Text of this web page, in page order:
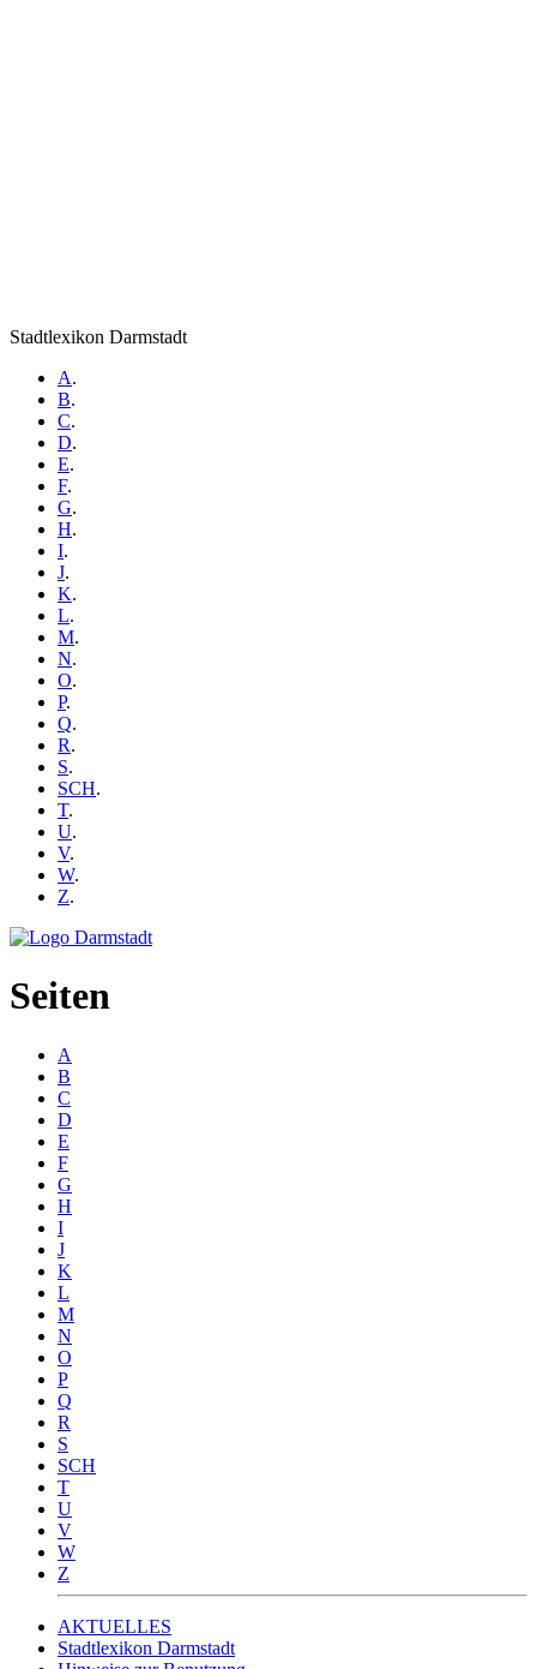
Stadtlexikon Darmstadt
A.
B.
C.
D.
E.
F.
G.
H.
I.
J.
K.
L.
M.
N.
O.
P.
Q.
R.
S.
SCH.
T.
U.
V.
W.
Z.
Seiten
A
B
C
D
E
F
G
H
I
J
K
L
M
N
O
P
Q
R
S
SCH
T
U
V
W
Z
AKTUELLES
Stadtlexikon Darmstadt